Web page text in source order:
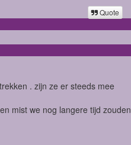
Quote
. zijn ze er steeds mee
mist we nog langere tijd zouden